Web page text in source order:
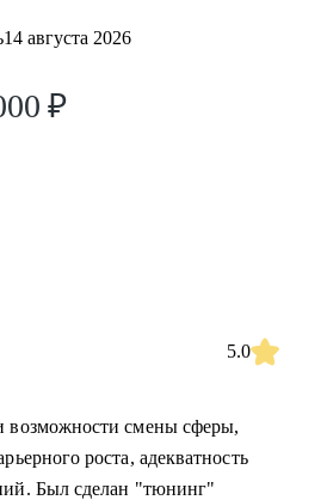
сфере карьерного развития
туда, где ваша деятельность
результат, но и личное
14 августа 2026
₽
5.0
возможности смены сферы,
роста, адекватность
Был сделан "тюнинг"